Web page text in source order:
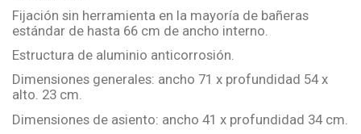
Fijación sin herramienta en la mayoría de bañeras
estándar de hasta 66 cm de ancho interno.
Estructura de aluminio anticorrosión.
Dimensiones generales: ancho 71 x profundidad 54 x
alto. 23 cm.
Dimensiones de asiento: ancho 41 x profundidad 34 cm.